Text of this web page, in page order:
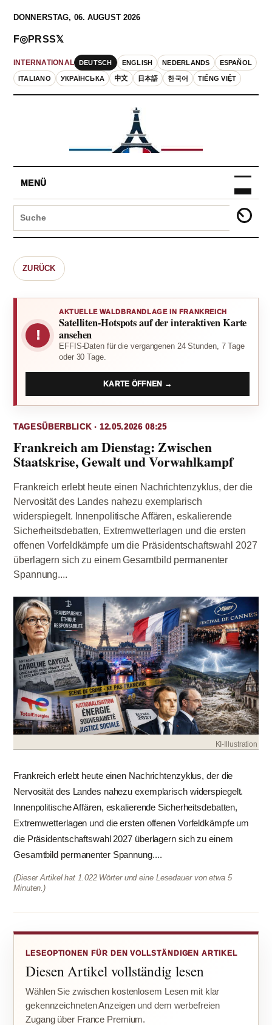
DONNERSTAG, 06. AUGUST 2026
INTERNATIONAL DEUTSCH ENGLISH NEDERLANDS ESPAÑOL
ITALIANO УКРАЇНСЬКА 中文 日本語 한국어 TIẾNG VIỆT
F◎PRSS𝕏
MENÜ
ZURÜCK
!
AKTUELLE WALDBRANDLAGE IN FRANKREICH
Satelliten-Hotspots auf der interaktiven Karte
ansehen
EFFIS-Daten für die vergangenen 24 Stunden, 7 Tage
oder 30 Tage.
KARTE ÖFFNEN →
TAGESÜBERBLICK · 12.05.2026 08:25
Frankreich am Dienstag: Zwischen
Staatskrise, Gewalt und Vorwahlkampf
Frankreich erlebt heute einen Nachrichtenzyklus, der die
Nervosität des Landes nahezu exemplarisch
widerspiegelt. Innenpolitische Affären, eskalierende
Sicherheitsdebatten, Extremwetterlagen und die ersten
offenen Vorfeldkämpfe um die Präsidentschaftswahl 2027
überlagern sich zu einem Gesamtbild permanenter
Spannung....
KI-Illustration
Frankreich erlebt heute einen Nachrichtenzyklus, der die
Nervosität des Landes nahezu exemplarisch widerspiegelt.
Innenpolitische Affären, eskalierende Sicherheitsdebatten,
Extremwetterlagen und die ersten offenen Vorfeldkämpfe um
die Präsidentschaftswahl 2027 überlagern sich zu einem
Gesamtbild permanenter Spannung....
(Dieser Artikel hat 1.022 Wörter und eine Lesedauer von etwa 5
Minuten.)
LESEOPTIONEN FÜR DEN VOLLSTÄNDIGEN ARTIKEL
Diesen Artikel vollständig lesen
Wählen Sie zwischen kostenlosem Lesen mit klar
gekennzeichneten Anzeigen und dem werbefreien
Zugang über France Premium.